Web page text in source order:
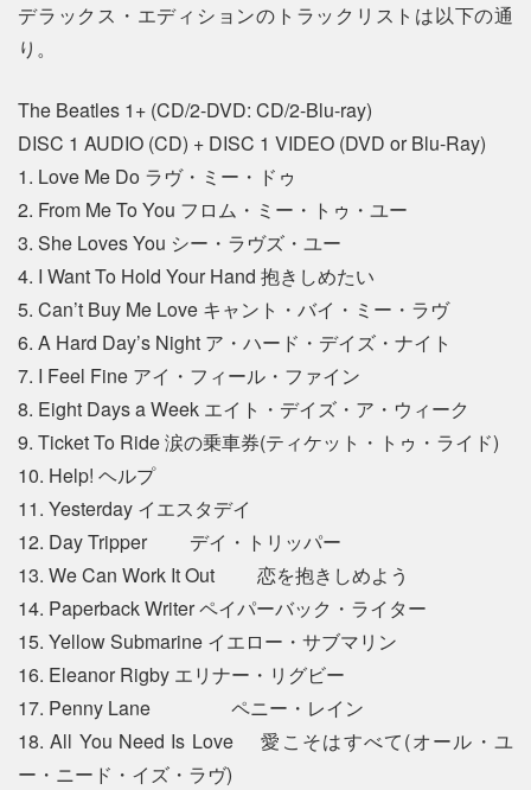
デラックス・エディションのトラックリストは以下の通
り。
The Beatles 1+ (CD/2-DVD: CD/2-Blu-ray)
DISC 1 AUDIO (CD) + DISC 1 VIDEO (DVD or Blu-Ray)
1. Love Me Do ラヴ・ミー・ドゥ
2. From Me To You フロム・ミー・トゥ・ユー
3. She Loves You シー・ラヴズ・ユー
4. I Want To Hold Your Hand 抱きしめたい
5. Can’t Buy Me Love キャント・バイ・ミー・ラヴ
6. A Hard Day’s Night ア・ハード・デイズ・ナイト
7. I Feel Fine アイ・フィール・ファイン
8. Eight Days a Week エイト・デイズ・ア・ウィーク
9. Ticket To Ride 涙の乗車券(ティケット・トゥ・ライド)
10. Help! ヘルプ
11. Yesterday イエスタデイ
12. Day Tripper デイ・トリッパー
13. We Can Work It Out 恋を抱きしめよう
14. Paperback Writer ペイパーバック・ライター
15. Yellow Submarine イエロー・サブマリン
16. Eleanor Rigby エリナー・リグビー
17. Penny Lane ペニー・レイン
18. All You Need Is Love 愛こそはすべて(オール・ユ
ー・ニード・イズ・ラヴ)